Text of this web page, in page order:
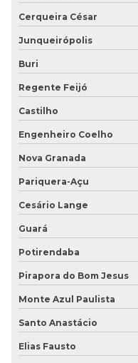
Cerqueira César
Junqueirópolis
Buri
Regente Feijó
Castilho
Engenheiro Coelho
Nova Granada
Pariquera-Açu
Cesário Lange
Guará
Potirendaba
Pirapora do Bom Jesus
Monte Azul Paulista
Santo Anastácio
Elias Fausto